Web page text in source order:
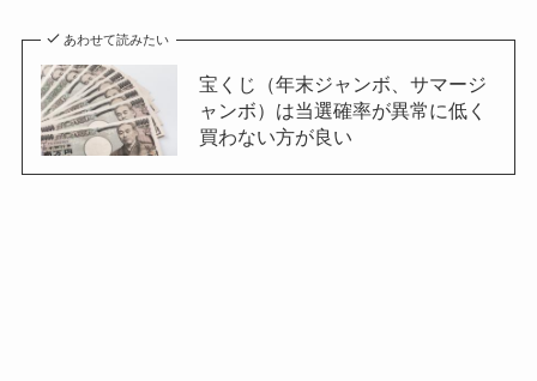
あわせて読みたい
宝くじ（年末ジャンボ、サマージ
ャンボ）は当選確率が異常に低く
買わない方が良い